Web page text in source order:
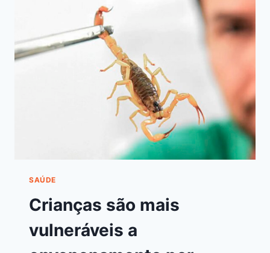
SAÚDE
Crianças são mais
vulneráveis a